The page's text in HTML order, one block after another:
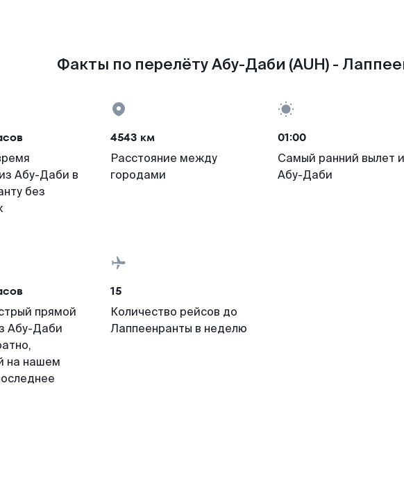
Факты по перелёту Абу-Даби (AUH) -
Абу-Даби в
без
4543 км
Расстояние между
городами
01:00
Самый ранний вылет
Абу-Даби
прямой
Абу-Даби
на нашем
15
Количество рейсов до
Лаппеенранты в неделю